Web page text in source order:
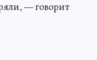
— говорит